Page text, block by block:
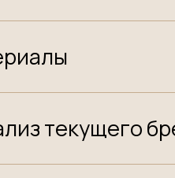
текущего